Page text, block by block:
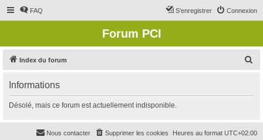
FAQ Connexion
S’enregistrer
Forum PCI
Index du forum
r
Informations
Désolé, mais ce forum est actuellement indisponible.
Heures au format UTC+02:00
Supprimer les cookies
Nous contacter